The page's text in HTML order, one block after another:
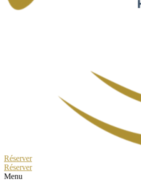
Réserver
Réserver
Menu